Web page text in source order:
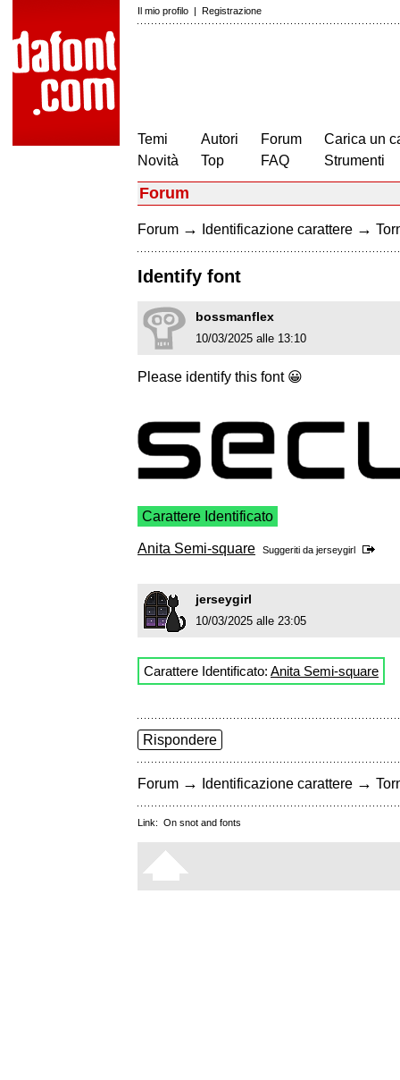
Il mio profilo | Registrazione
Temi
Novità
Autori
Top
Forum
FAQ
Carica un
Strumenti
Forum
Forum → Identificazione carattere →
Identify font
bossmanflex
10/03/2025 alle 13:10
Please identify this font 😀
Carattere Identificato
Anita Semi-square Suggeriti da jerseygirl
jerseygirl
10/03/2025 alle 23:05
Carattere Identificato: Anita Semi-square
Rispondere
Forum → Identificazione carattere →
Link: On snot and fonts